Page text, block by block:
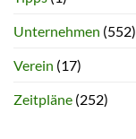
Unternehmen (552)
Verein (17)
Zeitpläne (252)